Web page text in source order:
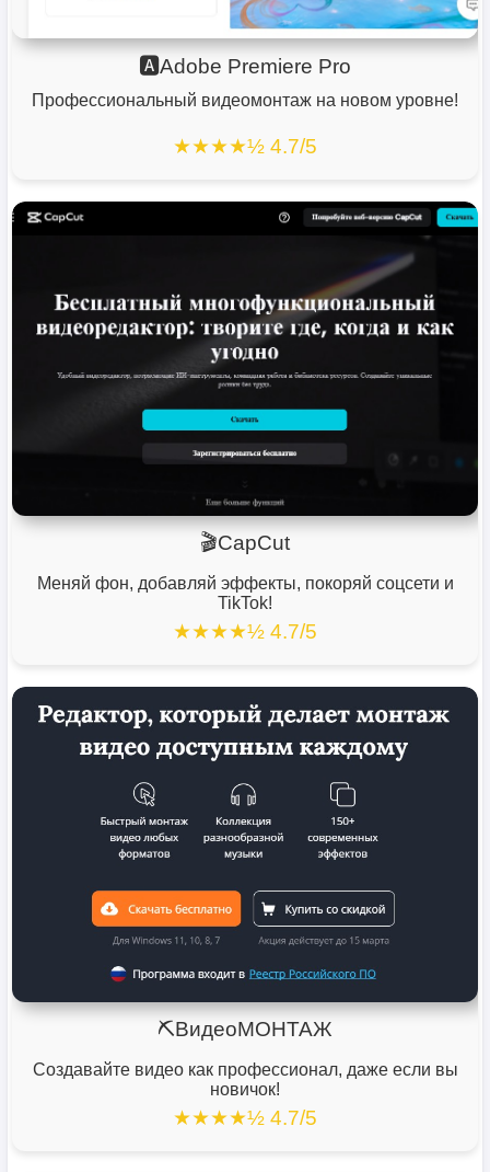
🅰️Adobe Premiere Pro
Профессиональный видеомонтаж на новом уровне!
★★★★½ 4.7/5
🎬CapCut
Меняй фон, добавляй эффекты, покоряй соцсети и
TikTok!
★★★★½ 4.7/5
⛏️ВидеоМОНТАЖ
Создавайте видео как профессионал, даже если вы
новичок!
★★★★½ 4.7/5